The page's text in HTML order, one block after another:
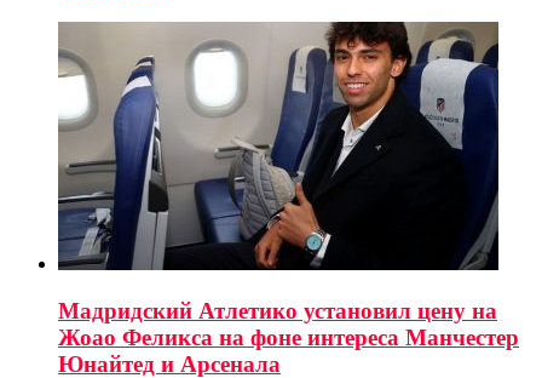
Мадридский Атлетико установил цену на
Жоао Феликса на фоне интереса Манчестер
Юнайтед и Арсенала